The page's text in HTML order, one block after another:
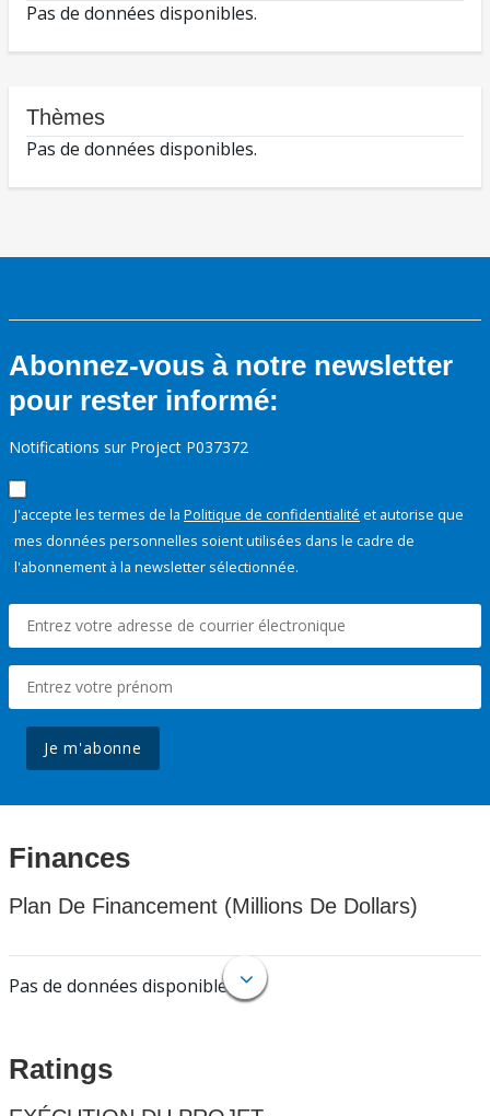
Pas de données disponibles.
Thèmes
Pas de données disponibles.
Abonnez-vous à notre newsletter
pour rester informé:
Notifications sur Project P037372
J'accepte les termes de la Politique de confidentialité et autorise que
mes données personnelles soient utilisées dans le cadre de
l'abonnement à la newsletter sélectionnée.
Je m'abonne
Finances
Plan De Financement (Millions De Dollars)
Pas de données disponibles.
Ratings